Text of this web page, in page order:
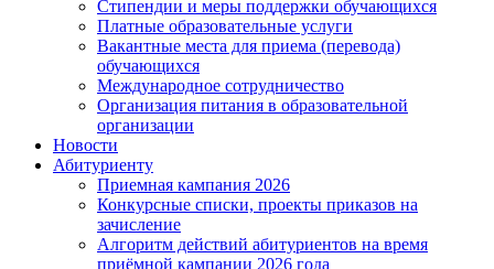
Стипендии и меры поддержки обучающихся
Платные образовательные услуги
Вакантные места для приема (перевода)
обучающихся
Международное сотрудничество
Организация питания в образовательной
организации
Новости
Абитуриенту
Приемная кампания 2026
Конкурсные списки, проекты приказов на
зачисление
Алгоритм действий абитуриентов на время
приёмной кампании 2026 года